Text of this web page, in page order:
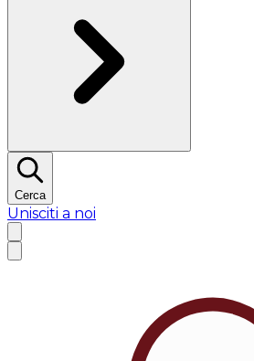
Cerca
Unisciti a noi